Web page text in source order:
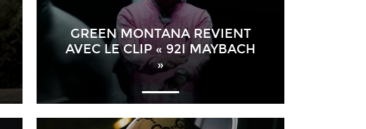
GREEN MONTANA REVIENT
AVEC LE CLIP « 92I MAYBACH
»